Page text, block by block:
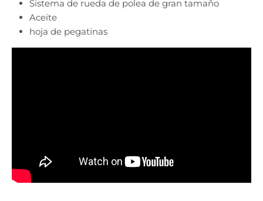
Sistema de rueda de polea de gran tamaño
Aceite
hoja de pegatinas